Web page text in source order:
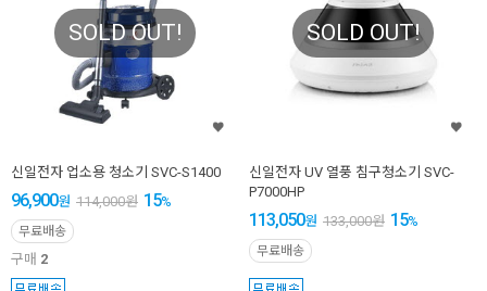
SOLD OUT!
신일전자 업소용 청소기 SVC-S1400
96,900원 114,000원 15%
무료배송
구매 2
SOLD OUT!
신일전자 UV 열풍 침구청소기 SVC-
P7000HP
113,050원 133,000원 15%
무료배송